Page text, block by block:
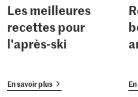
Les meilleures
recettes pour
l'après-ski
En savoir plus